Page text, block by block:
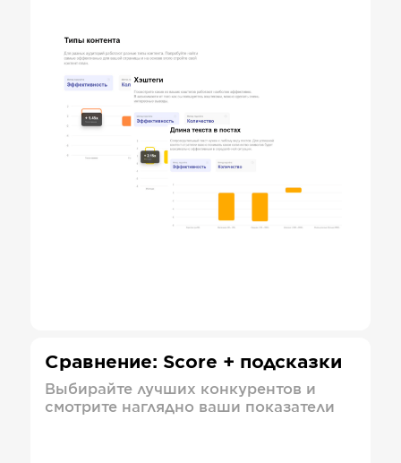
Сравнение: Score + подсказки
Выбирайте лучших конкурентов и
смотрите наглядно ваши показатели